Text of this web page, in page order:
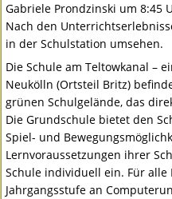
Gabriele Prondzinski um 8:45
Nach den
in der Schulstation umsehen.
Die Schule am Teltowkanal –
Neukölln (Ortsteil Britz)
grünen Schulgelände, das
Die Grundschule bietet den
Spiel- und
Lernvoraussetzungen ihrer
Schule individuell ein. Für alle
Jahrgangsstufe an